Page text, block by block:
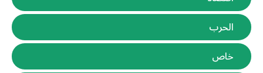
الحرب
خاص